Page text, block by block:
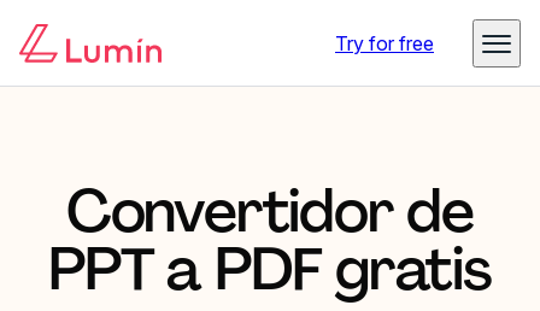
Try for free
Convertidor de
PPT a PDF gratis